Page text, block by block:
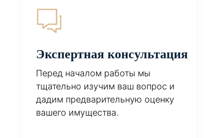
Экспертная консультация
Перед началом работы мы
тщательно изучим ваш вопрос и
дадим предварительную оценку
вашего имущества.